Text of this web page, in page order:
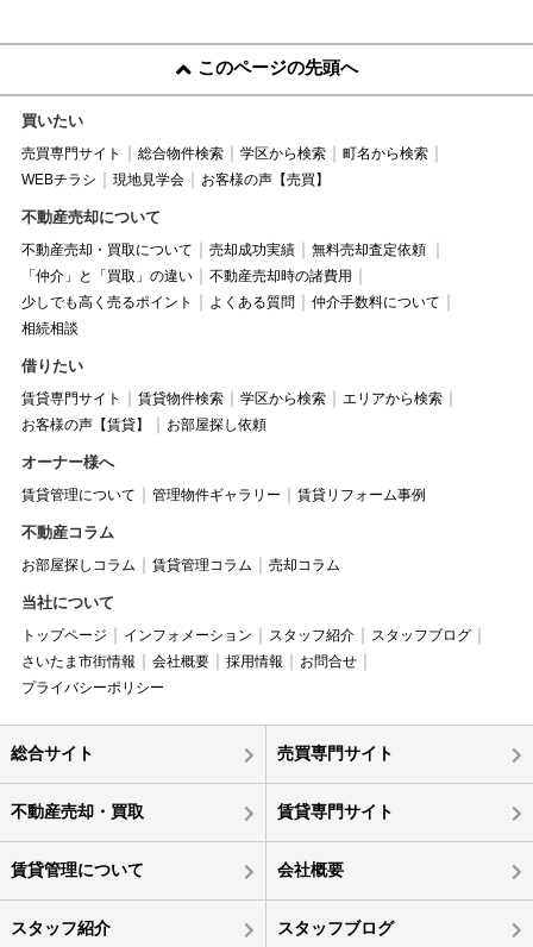
このページの先頭へ
買いたい
売買専門サイト 総合物件検索 学区から検索
町名から検索
WEBチラシ
現地見学会 お客様の声【売買】
不動産売却について
不動産売却・買取について 売却成功実績
無料売却査定依頼
「仲介」と「買取」の違い
不動産売却時の諸費用
少しでも高く売るポイント
よくある質問
仲介手数料について
相続相談
借りたい
賃貸専門サイト 賃貸物件検索 学区から検索
エリアから検索
お客様の声【賃貸】
お部屋探し依頼
オーナー様へ
賃貸管理について 管理物件ギャラリー 賃貸リフォーム事例
不動産コラム
お部屋探しコラム 賃貸管理コラム 売却コラム
当社について
トップページ インフォメーション スタッフ紹介
スタッフブログ
さいたま市街情報
会社概要 採用情報
お問合せ
プライバシーポリシー
総合サイト 売買専門サイト
不動産売却・買取 賃貸専門サイト
賃貸管理について 会社概要
スタッフ紹介 スタッフブログ